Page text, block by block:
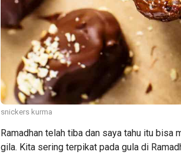
snickers kurma
Ramadhan telah tiba dan saya tahu itu bisa
gila. Kita sering terpikat pada gula di